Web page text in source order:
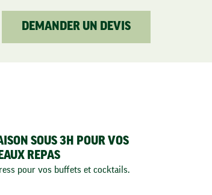
DEMANDER UN DEVIS
SOUS 3H POUR VOS
REPAS
pour vos buffets et cocktails.